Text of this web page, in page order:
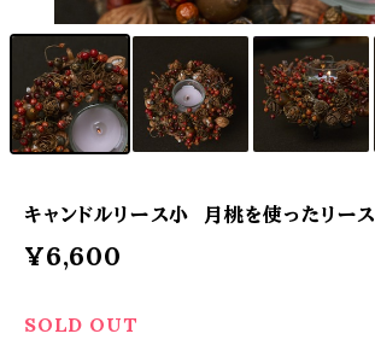
キャンドルリース小 月桃を使ったリース
¥6,600
SOLD OUT